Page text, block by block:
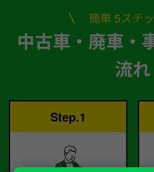
簡単 5ステ
中古車・廃車・
流れ
Step.1